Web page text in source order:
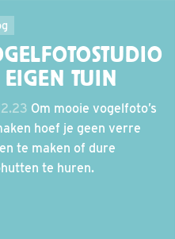
TUIN
Om mooie vogelfoto’s
hoef je geen verre
te maken of dure
te huren.